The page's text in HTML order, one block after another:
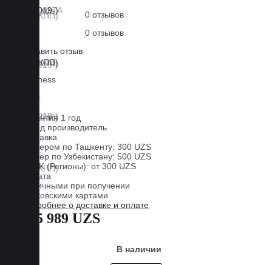
0 отзывов
0 отзывов
Оставить отзыв
Business
Liner
Гарантия 1 год
Завод производитель
Доставка
Курьером по Ташкенту: 300 UZS
Курьер по Узбекистану: 500 UZS
CDEK (Регионы): от 300 UZS
Оплата
Наличными при получении
Банковскими картами
Подробнее о доставке и оплате
885 989 UZS
В наличии